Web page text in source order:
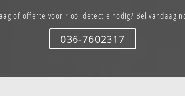
of offerte voor riool detectie nodig? Bel vandaag
036-7602317